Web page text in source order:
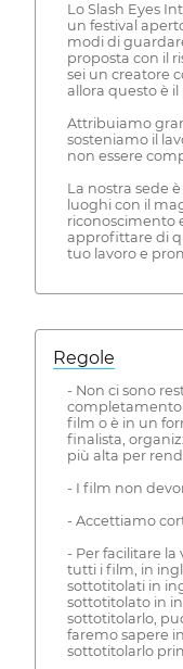
Lo Slash Eyes
un festival
modi di
proposta con il
sei un creatore
allora questo è
Attribuiamo
sosteniamo il
non essere
La nostra sede
luoghi con il
riconoscimento
approfittare di
tuo lavoro e
Regole
- Non ci sono
completamento
film o è in un
finalista,
più alta per
- I film non
- Accettiamo
- Per facilitare
tutti i film, in
sottotitolati in
sottotitolato in
sottotitolarlo,
faremo sapere
sottotitolarlo